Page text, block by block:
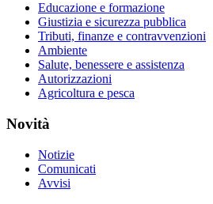
Educazione e formazione
Giustizia e sicurezza pubblica
Tributi, finanze e contravvenzioni
Ambiente
Salute, benessere e assistenza
Autorizzazioni
Agricoltura e pesca
Novità
Notizie
Comunicati
Avvisi